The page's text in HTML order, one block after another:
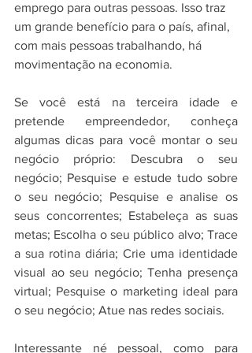
emprego para outras pessoas. Isso traz
um grande benefício para o país, afinal,
com mais pessoas trabalhando, há
movimentação na economia.
Se você está na terceira idade e
pretende empreendedor, conheça
algumas dicas para você montar o seu
negócio próprio: Descubra o seu
negócio; Pesquise e estude tudo sobre
o seu negócio; Pesquise e analise os
seus concorrentes; Estabeleça as suas
metas; Escolha o seu público alvo; Trace
a sua rotina diária; Crie uma identidade
visual ao seu negócio; Tenha presença
virtual; Pesquise o marketing ideal para
o seu negócio; Atue nas redes sociais.
Interessante né pessoal, como para